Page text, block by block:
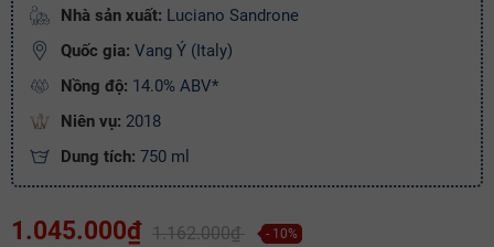
Nhà sản xuất: Luciano Sandrone
Quốc gia: Vang Ý (Italy)
Nồng độ: 14.0% ABV*
Niên vụ: 2018
Dung tích: 750 ml
1.045.000₫ 1.162.000₫ - 10%
Điều kiện:
Copy mã và nhập mã ở trangTHANH TOÁN